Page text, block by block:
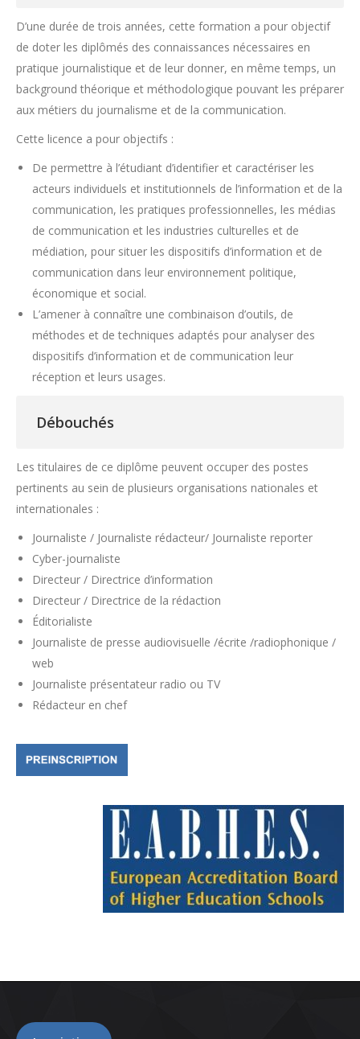
D’une durée de trois années, cette formation a pour objectif
de doter les diplômés des connaissances nécessaires en
pratique journalistique et de leur donner, en même temps, un
background théorique et méthodologique pouvant les préparer
aux métiers du journalisme et de la communication.
Cette licence a pour objectifs :
De permettre à l’étudiant d’identifier et caractériser les
acteurs individuels et institutionnels de l’information et de la
communication, les pratiques professionnelles, les médias
de communication et les industries culturelles et de
médiation, pour situer les dispositifs d’information et de
communication dans leur environnement politique,
économique et social.
L’amener à connaître une combinaison d’outils, de
méthodes et de techniques adaptés pour analyser des
dispositifs d’information et de communication leur
réception et leurs usages.
Débouchés
Les titulaires de ce diplôme peuvent occuper des postes
pertinents au sein de plusieurs organisations nationales et
internationales :
Journaliste / Journaliste rédacteur/ Journaliste reporter
Cyber-journaliste
Directeur / Directrice d’information
Directeur / Directrice de la rédaction
Éditorialiste
Journaliste de presse audiovisuelle /écrite /radiophonique /
web
Journaliste présentateur radio ou TV
Rédacteur en chef